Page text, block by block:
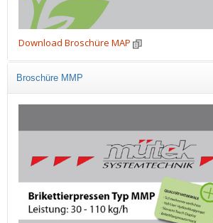
Download Broschüre MAP
Broschüre MMP